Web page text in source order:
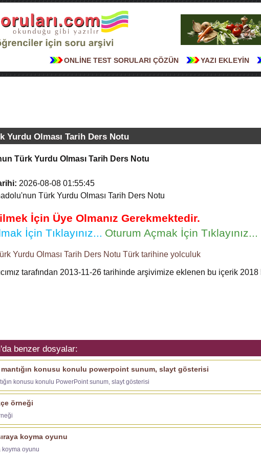
YAZI EKLEYİN
ONLİNE TEST SORULARI ÇÖZÜN
Yurdu Olması Tarih Ders Notu
Türk Yurdu Olması Tarih Ders Notu
2026-08-08 01:55:45
Türk Yurdu Olması Tarih Ders Notu
İçin Üye Olmanız Gerekmektedir.
İçin Tıklayınız... Oturum Açmak İçin Tıklayınız...
Yurdu Olması Tarih Ders Notu Türk tarihine yolculuk
tarafından 2013-11-26 tarihinde arşivimize eklenen bu içerik 2018
benzer dosyalar:
mantığın konusu konulu powerpoint sunum, slayt gösterisi
konusu konulu PowerPoint sunum, slayt gösterisi
örneği
koyma oyunu
koyma oyunu